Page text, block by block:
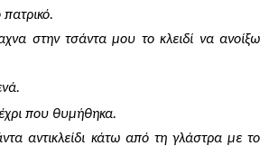
πατρικό.
στην τσάντα μου το κλειδί να ανοίξω
που θυμήθηκα.
αντικλείδι κάτω από τη γλάστρα με το